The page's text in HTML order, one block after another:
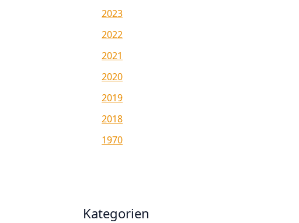
2023
2022
2021
2020
2019
2018
1970
Kategorien